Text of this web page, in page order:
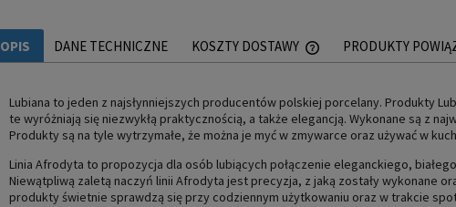
OPIS DANE TECHNICZNE KOSZTY DOSTAWY
CENA NIE ZAWIERA
PŁATNOŚCI
PRODUKTY
Lubiana to jeden z najsłynniejszych producentów polskiej porcelany. Produkty
te wyróżniają się niezwykłą praktycznością, a także elegancją. Wykonane są z
Produkty są na tyle wytrzymałe, że można je myć w zmywarce oraz używać w
Linia Afrodyta to propozycja dla osób lubiących połączenie eleganckiego,
Niewątpliwą zaletą naczyń linii Afrodyta jest precyzja, z jaką zostały wykonane
produkty świetnie sprawdzą się przy codziennym użytkowaniu oraz w trakcie